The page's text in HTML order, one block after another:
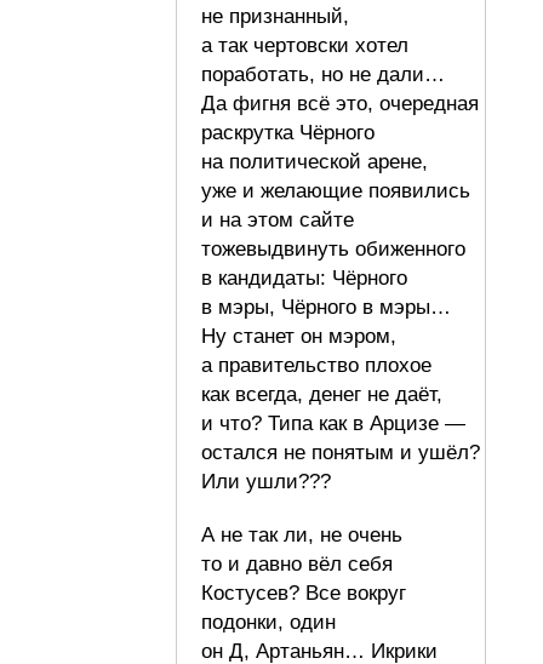
не признанный,
а так чертовски хотел
поработать, но не дали…
Да фигня всё это, очередная
раскрутка Чёрного
на политической арене,
уже и желающие появились
и на этом сайте
тожевыдвинуть обиженного
в кандидаты: Чёрного
в мэры, Чёрного в мэры…
Ну станет он мэром,
а правительство плохое
как всегда, денег не даёт,
и что? Типа как в Арцизе —
остался не понятым и ушёл?
Или ушли???
А не так ли, не очень
то и давно вёл себя
Костусев? Все вокруг
подонки, один
он Д, Артаньян… Икрики